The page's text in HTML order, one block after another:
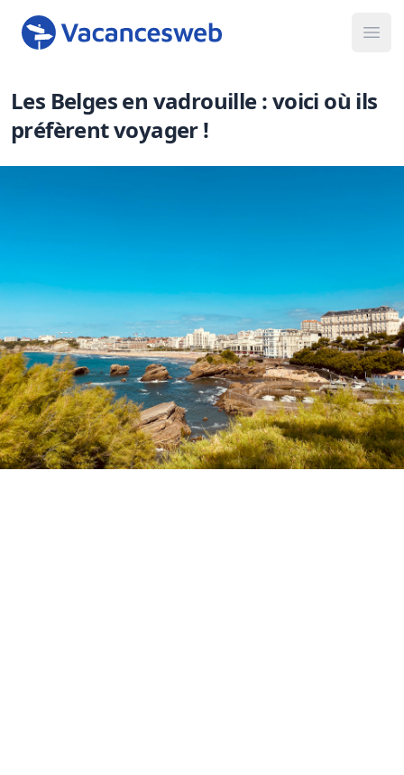
Les Belges en vadrouille : voici où ils
préfèrent voyager !